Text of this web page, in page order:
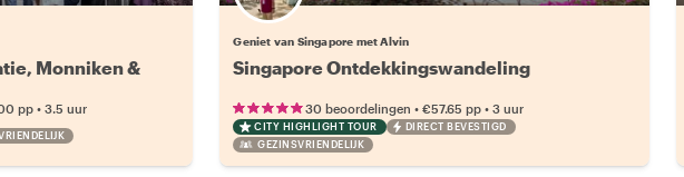
Monniken &
pp • 3.5 uur
Geniet van Singapore met Alvin
Singapore Ontdekkingswandeling
30 beoordelingen •€57.65 pp •3 uur
CITY HIGHLIGHT TOUR
DIRECT BEVESTIGD
GEZINSVRIENDELIJK